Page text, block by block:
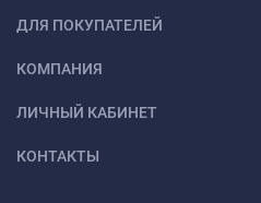
ДЛЯ ПОКУПАТЕЛЕЙ
КОМПАНИЯ
ЛИЧНЫЙ КАБИНЕТ
КОНТАКТЫ